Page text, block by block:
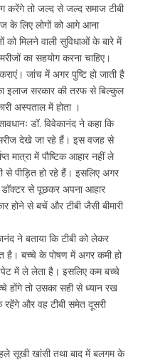
करेंगे तो जल्द से जल्द समाज टीबी
के लिए लोगों को आगे आना
को मिलने वाली सुविधाओं के बारे में
का सहयोग करना चाहिए।
जांच में अगर पुष्टि हो जाती है
इलाज सरकार की तरफ से बिल्कुल
अस्पताल में होता ।
डॉ. विवेकानंद ने कहा कि
देखे जा रहे हैं। इस वजह से
मात्रा में पौष्टिक आहार नहीं ले
से पीड़ित हो रहे हैं। इसलिए अगर
से पूछकर अपना आहार
होने से बचें और टीबी जैसी बीमारी
ने बताया कि टीबी को लेकर
है। बच्चे के पोषण में अगर कमी हो
में ले लेता है। इसलिए कम बच्चे
तो उसका सही से ध्यान रख
और वह टीबी समेत दूसरी
सूखी खांसी तथा बाद में बलगम के